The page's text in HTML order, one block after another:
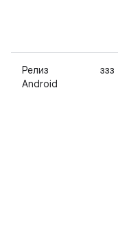
Релиз
Android
ззз